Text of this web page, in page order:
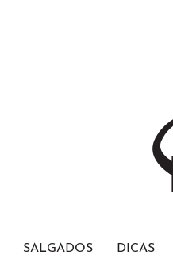
SALGADOS DICAS